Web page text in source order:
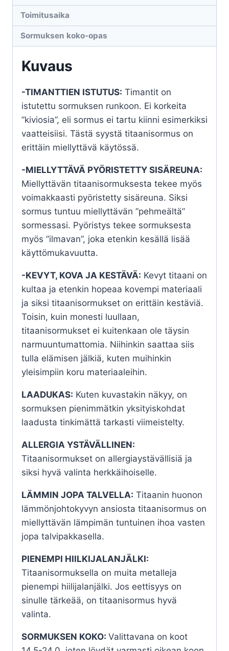
Toimitusaika
Sormuksen koko-opas
Kuvaus
-TIMANTTIEN ISTUTUS: Timantit on
istutettu sormuksen runkoon. Ei korkeita
”kiviosia”, eli sormus ei tartu kiinni esimerkiksi
vaatteisiisi. Tästä syystä titaanisormus on
erittäin miellyttävä käytössä.
-MIELLYTTÄVÄ PYÖRISTETTY SISÄREUNA:
Miellyttävän titaanisormuksesta tekee myös
voimakkaasti pyöristetty sisäreuna. Siksi
sormus tuntuu miellyttävän ”pehmeältä”
sormessasi. Pyöristys tekee sormuksesta
myös ”ilmavan”, joka etenkin kesällä lisää
käyttömukavuutta.
-KEVYT, KOVA JA KESTÄVÄ: Kevyt titaani on
kultaa ja etenkin hopeaa kovempi materiaali
ja siksi titaanisormukset on erittäin kestäviä.
Toisin, kuin monesti luullaan,
titaanisormukset ei kuitenkaan ole täysin
narmuuntumattomia. Niihinkin saattaa siis
tulla elämisen jälkiä, kuten muihinkin
yleisimpiin koru materiaaleihin.
LAADUKAS: Kuten kuvastakin näkyy, on
sormuksen pienimmätkin yksityiskohdat
laadusta tinkimättä tarkasti viimeistelty.
ALLERGIA YSTÄVÄLLINEN:
Titaanisormukset on allergiaystävällisiä ja
siksi hyvä valinta herkkäihoiselle.
LÄMMIN JOPA TALVELLA: Titaanin huonon
lämmönjohtokyvyn ansiosta titaanisormus on
miellyttävän lämpimän tuntuinen ihoa vasten
jopa talvipakkasella.
PIENEMPI HIILKIJALANJÄLKI:
Titaanisormuksella on muita metalleja
pienempi hiilijalanjälki. Jos eettisyys on
sinulle tärkeää, on titaanisormus hyvä
valinta.
SORMUKSEN KOKO: Valittavana on koot